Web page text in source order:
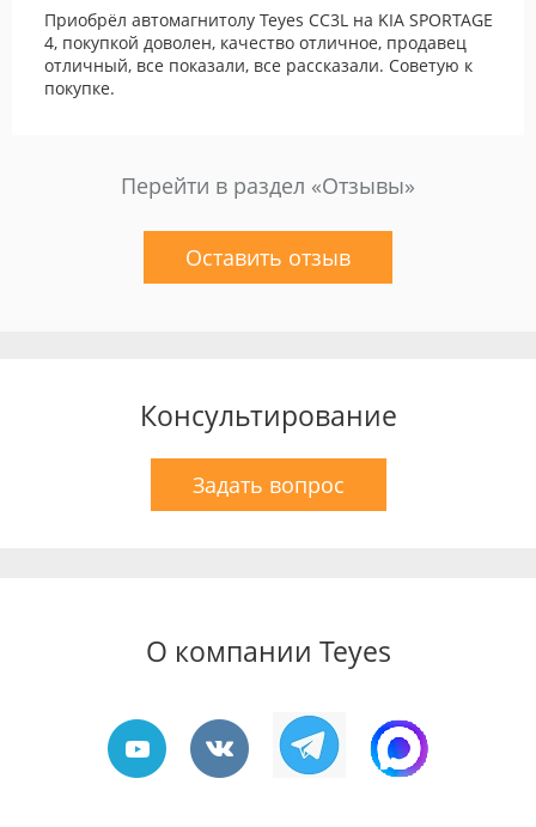
Приобрёл автомагнитолу Teyes CC3L на KIA SPORTAGE
4, покупкой доволен, качество отличное, продавец
отличный, все показали, все рассказали. Советую к
покупке.
Перейти в раздел «Отзывы»
Оставить отзыв
Консультирование
Задать вопрос
О компании Teyes